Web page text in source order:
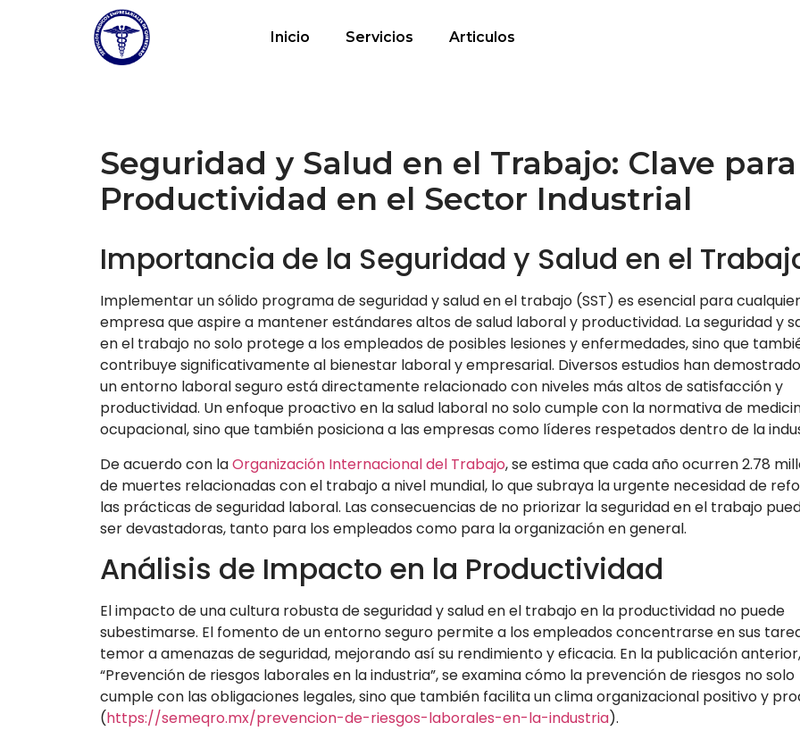
Inicio Servicios Articulos
Seguridad y Salud en el Trabajo: Clave
Productividad en el Sector Industrial
Importancia de la Seguridad y Salud en el
Implementar un sólido programa de seguridad y salud en el trabajo (SST) es esencial para cualquier
empresa que aspire a mantener estándares altos de salud laboral y productividad. La seguridad y
en el trabajo no solo protege a los empleados de posibles lesiones y enfermedades, sino que
contribuye significativamente al bienestar laboral y empresarial. Diversos estudios han
un entorno laboral seguro está directamente relacionado con niveles más altos de satisfacción y
productividad. Un enfoque proactivo en la salud laboral no solo cumple con la normativa de
ocupacional, sino que también posiciona a las empresas como líderes respetados dentro de la
De acuerdo con laOrganización Internacional del Trabajo, se estima que cada año ocurren 2.78
de muertes relacionadas con el trabajo a nivel mundial, lo que subraya la urgente necesidad de
las prácticas de seguridad laboral. Las consecuencias de no priorizar la seguridad en el trabajo
ser devastadoras, tanto para los empleados como para la organización en general.
Análisis de Impacto en la Productividad
El impacto de una cultura robusta de seguridad y salud en el trabajo en la productividad no puede
subestimarse. El fomento de un entorno seguro permite a los empleados concentrarse en sus
temor a amenazas de seguridad, mejorando así su rendimiento y eficacia. En la publicación anterior,
“Prevención de riesgos laborales en la industria”, se examina cómo la prevención de riesgos no solo
cumple con las obligaciones legales, sino que también facilita un clima organizacional positivo y
(https://semeqro.mx/prevencion-de-riesgos-laborales-en-la-industria).